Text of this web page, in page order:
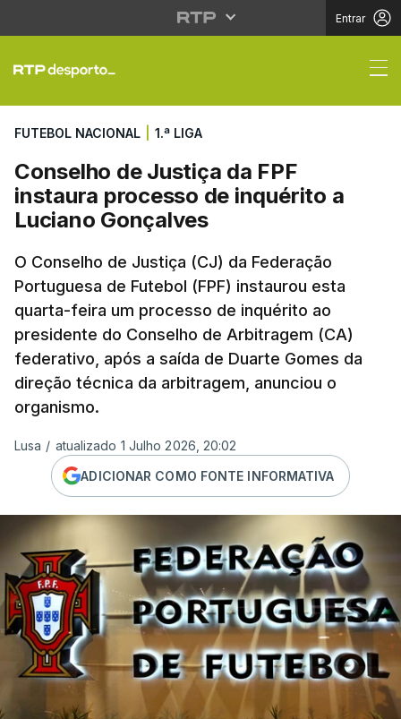
Entrar
Conselho de Justiça
FUTEBOL NACIONAL 1.ª LIGA
Conselho de Justiça da FPF
instaura processo de inquérito a
Luciano Gonçalves
O Conselho de Justiça (CJ) da Federação
Portuguesa de Futebol (FPF) instaurou esta
quarta-feira um processo de inquérito ao
presidente do Conselho de Arbitragem (CA)
federativo, após a saída de Duarte Gomes da
direção técnica da arbitragem, anunciou o
organismo.
Lusa / atualizado 1 Julho 2026, 20:02
ADICIONAR COMO FONTE INFORMATIVA